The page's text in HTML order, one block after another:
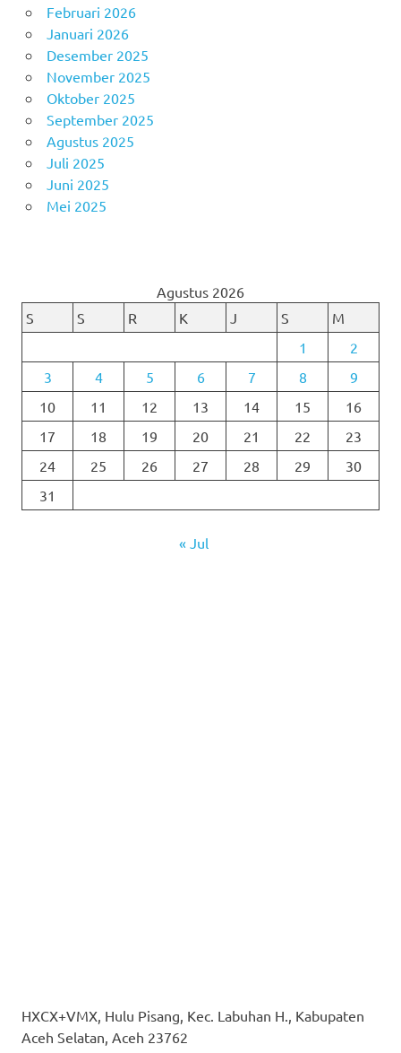
Februari 2026
Januari 2026
Desember 2025
November 2025
Oktober 2025
September 2025
Agustus 2025
Juli 2025
Juni 2025
Mei 2025
Agustus 2026
S
S R K J S
M
1
2
3
4 5 6 7 8
9
10
11 12 13 14 15
16
17
18 19 20 21 22
23
24
25 26 27 28 29
30
31
« Jul
HXCX+VMX, Hulu Pisang, Kec. Labuhan H., Kabupaten
Aceh Selatan, Aceh 23762